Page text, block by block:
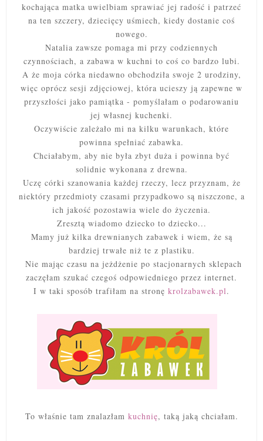
kochająca matka uwielbiam sprawiać jej radość i patrzeć
na ten szczery, dziecięcy uśmiech, kiedy dostanie coś
nowego.
Natalia zawsze pomaga mi przy codziennych
czynnościach, a zabawa w kuchni to coś co bardzo lubi.
A że moja córka niedawno obchodziła swoje 2 urodziny,
więc oprócz sesji zdjęciowej, która ucieszy ją zapewne w
przyszłości jako pamiątka - pomyślałam o podarowaniu
jej własnej kuchenki.
Oczywiście zależało mi na kilku warunkach, które
powinna spełniać zabawka.
Chciałabym, aby nie była zbyt duża i powinna być
solidnie wykonana z drewna.
Uczę córki szanowania każdej rzeczy, lecz przyznam, że
niektóry przedmioty czasami przypadkowo są niszczone, a
ich jakość pozostawia wiele do życzenia.
Zresztą wiadomo dziecko to dziecko...
Mamy już kilka drewnianych zabawek i wiem, że są
bardziej trwałe niż te z plastiku.
Nie mając czasu na jeżdżenie po stacjonarnych sklepach
zaczęłam szukać czegoś odpowiedniego przez internet.
I w taki sposób trafiłam na stronę krolzabawek.pl.
To właśnie tam znalazłam kuchnię, taką jaką chciałam.